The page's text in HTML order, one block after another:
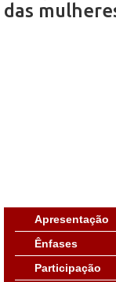
das
Apresentação
Ênfases
Participação